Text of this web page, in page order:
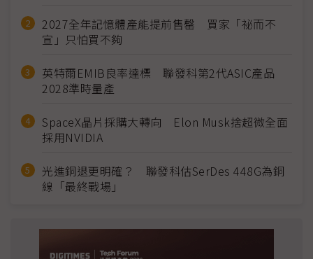
2027全年記憶體產能提前售罄 買家「祕而不
宣」只怕買不夠
英特爾EMIB良率達標 聯發科第2代ASIC產品
2028準時量產
SpaceX晶片採購大轉向 Elon Musk捨超微全面
採用NVIDIA
光進銅退更明確？ 聯發科估SerDes 448G為銅
線「最終戰場」